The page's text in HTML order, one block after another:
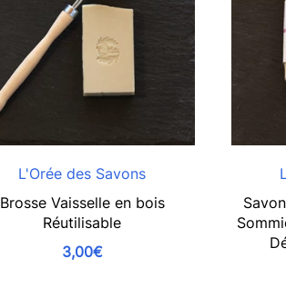
L'Orée des Savons
Brosse Vaisselle en bois
Réutilisable
3,00€